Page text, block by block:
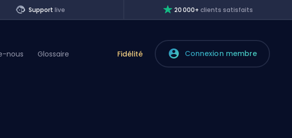
Support live 20 000+clients satisfaits
nous Glossaire Fidélité Connexion membre